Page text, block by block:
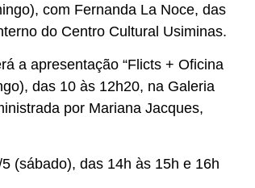
com Fernanda La Noce, das
do Centro Cultural Usiminas.
a apresentação “Flicts + Oficina
das 10 às 12h20, na Galeria
por Mariana Jacques,
(sábado), das 14h às 15h e 16h